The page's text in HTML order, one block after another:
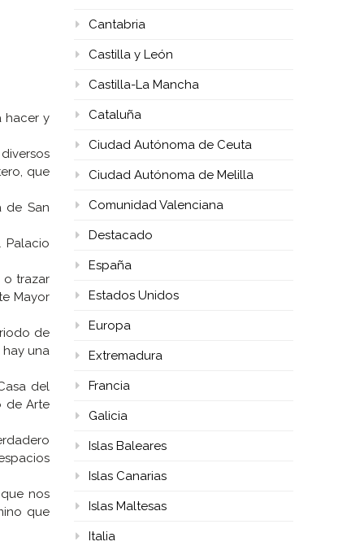
hacer y
que
de San
Palacio
o trazar
Mayor
de
una
del
de Arte
nos
que
Cantabria
Castilla y León
Castilla-La Mancha
Cataluña
Ciudad Autónoma de Ceuta
Ciudad Autónoma de Melilla
Comunidad Valenciana
Destacado
España
Estados Unidos
Europa
Extremadura
Francia
Galicia
Islas Baleares
Islas Canarias
Islas Maltesas
Italia